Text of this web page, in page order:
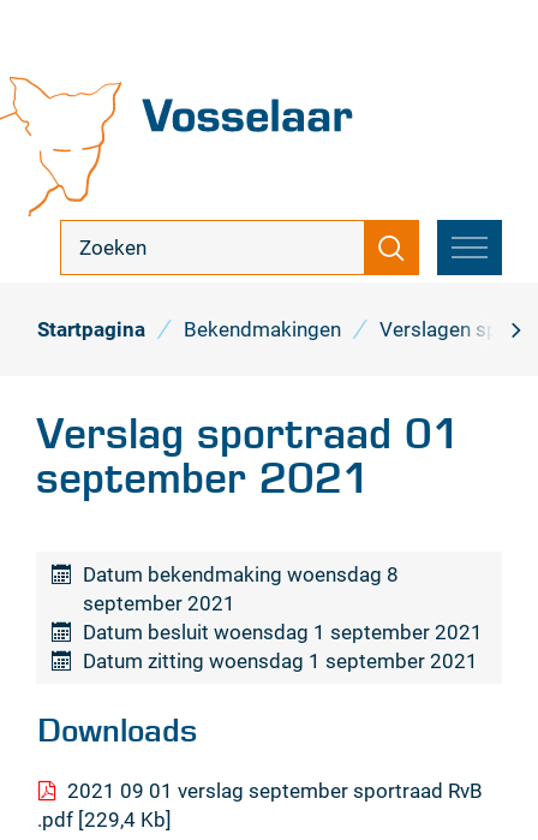
inhoud
Vosselaar
zoek
Zoeken
MENU
Startpagina Bekendmakingen Verslagen
Verslag sportraad 01
september 2021
Datum bekendmaking woensdag 8
september 2021
Datum besluit woensdag 1 september 2021
Datum zitting woensdag 1 september 2021
Downloads
2021 09 01 verslag september sportraad RvB
.pdf 229,4 Kb